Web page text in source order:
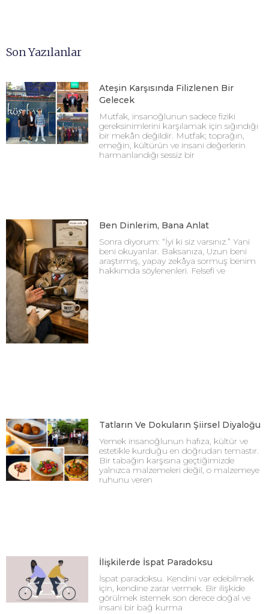
Son Yazılanlar
Ateşin Karşısında Filizlenen Bir
Gelecek
Mutfak, insanoğlunun sadece fiziki
gereksinimlerini karşılamak için sığındığı
bir mekân değildir. Mutfak; toprağın,
emeğin, kültürün ve insani değerlerin
harmanlandığı sessiz bir
Ben Dinlerim, Bana Anlat
Sonra diyorum: “İyi ki siz varsınız.” Yani
beni okuyanlar. Baksanıza, Uzun beni
araştırmış, yapay zekâya sormuş benim
hakkımda söylenenleri. Felsefi ve
Tatların Ve Dokuların Şiirsel Diyaloğu
Yemek insanoğlunun hafıza, kültür ve
estetikle kurduğu en doğrudan temastır.
Bir tabağın karşısına geçtiğimizde
yalnızca malzemeleri değil, o malzemeye
ruhunu veren
İlişkilerde İspat Paradoksu
İspat paradoksu. Kendini var edebilmek
için, kendine zarar vermek. Bir ilişkide
görülmek istemek son derece doğal ve
insani bir bağ kurma